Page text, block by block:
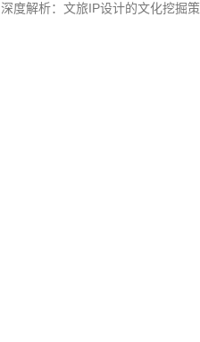
深度解析：文旅IP设计的文化挖掘策略 | IP设计公司-佐案设计